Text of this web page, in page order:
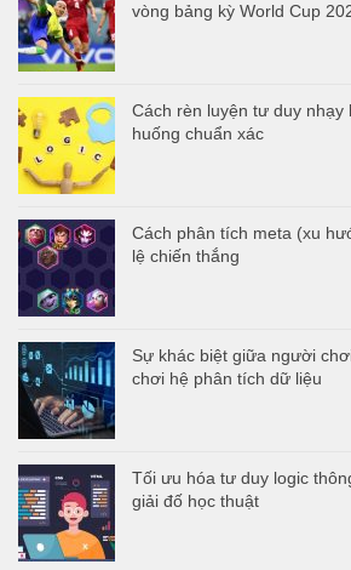
vòng bảng kỳ World Cup
Cách rèn luyện tư duy nhạy
huống chuẩn xác
Cách phân tích meta (xu
lệ chiến thắng
Sự khác biệt giữa người
chơi hệ phân tích dữ liệu
Tối ưu hóa tư duy logic
giải đố học thuật